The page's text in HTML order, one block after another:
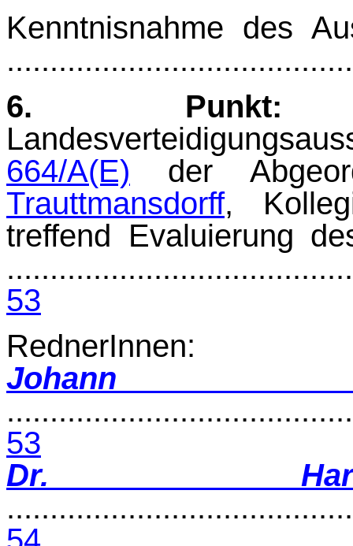
Kenntnisnahme des
6. Punkt:
664/A(E) der
Trauttmansdorff,
treffend Evaluierung
53
RednerInnen:
Johann
53
Dr.